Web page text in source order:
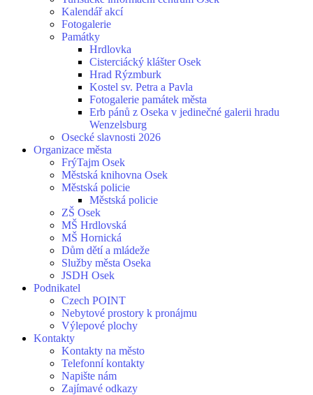
Kalendář akcí
Fotogalerie
Památky
Hrdlovka
Cisterciácký klášter Osek
Hrad Rýzmburk
Kostel sv. Petra a Pavla
Fotogalerie památek města
Erb pánů z Oseka v jedinečné galerii hradu
Wenzelsburg
Osecké slavnosti 2026
Organizace města
FrýTajm Osek
Městská knihovna Osek
Městská policie
Městská policie
ZŠ Osek
MŠ Hrdlovská
MŠ Hornická
Dům dětí a mládeže
Služby města Oseka
JSDH Osek
Podnikatel
Czech POINT
Nebytové prostory k pronájmu
Výlepové plochy
Kontakty
Kontakty na město
Telefonní kontakty
Napište nám
Zajímavé odkazy